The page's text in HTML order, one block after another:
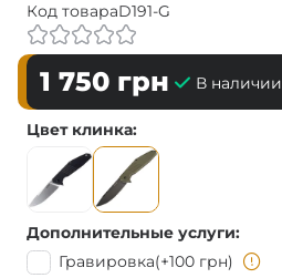
Код товараD191-G
1 750 грн В наличии
Цвет клинка
Дополнительные услуги
Гравировка(+100 грн)